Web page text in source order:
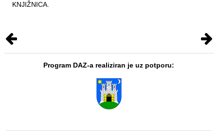
KNJIŽNICA.
Program DAZ-a realiziran je uz potporu: